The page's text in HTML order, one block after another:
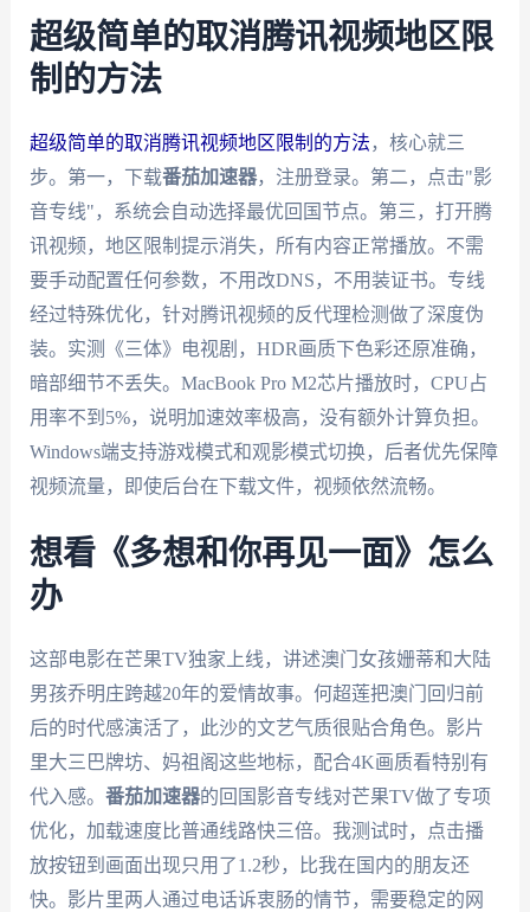
超级简单的取消腾讯视频地区限
制的方法
超级简单的取消腾讯视频地区限制的方法 ，核心就三
步。第一，下载番茄加速器，注册登录。第二，点击"影
音专线"，系统会自动选择最优回国节点。第三，打开腾
讯视频，地区限制提示消失，所有内容正常播放。不需
要手动配置任何参数，不用改DNS，不用装证书。专线
经过特殊优化，针对腾讯视频的反代理检测做了深度伪
装。实测《三体》电视剧，HDR画质下色彩还原准确，
暗部细节不丢失。MacBook Pro M2芯片播放时，CPU占
用率不到5%，说明加速效率极高，没有额外计算负担。
Windows端支持游戏模式和观影模式切换，后者优先保障
视频流量，即使后台在下载文件，视频依然流畅。
想看《多想和你再见一面》怎么
办
这部电影在芒果TV独家上线，讲述澳门女孩姗蒂和大陆
男孩乔明庄跨越20年的爱情故事。何超莲把澳门回归前
后的时代感演活了，此沙的文艺气质很贴合角色。影片
里大三巴牌坊、妈祖阁这些地标，配合4K画质看特别有
代入感。 番茄加速器的回国影音专线对芒果TV做了专项
优化，加载速度比普通线路快三倍。我测试时，点击播
放按钮到画面出现只用了1.2秒，比我在国内的朋友还
快。影片里两人通过电话诉衷肠的情节，需要稳定的网